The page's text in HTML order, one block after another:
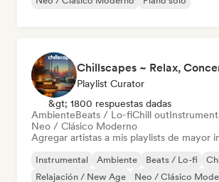
Playlist Curator
&gt; 1800 respuestas dadas
AmbienteBeats / Lo-fiChill out
Neo / Clásico Moderno
Agregar artistas a mis playlists de mayor
Instrumental Ambiente Beats / Lo-fi
Relajación / New Age
Neo / Clásico